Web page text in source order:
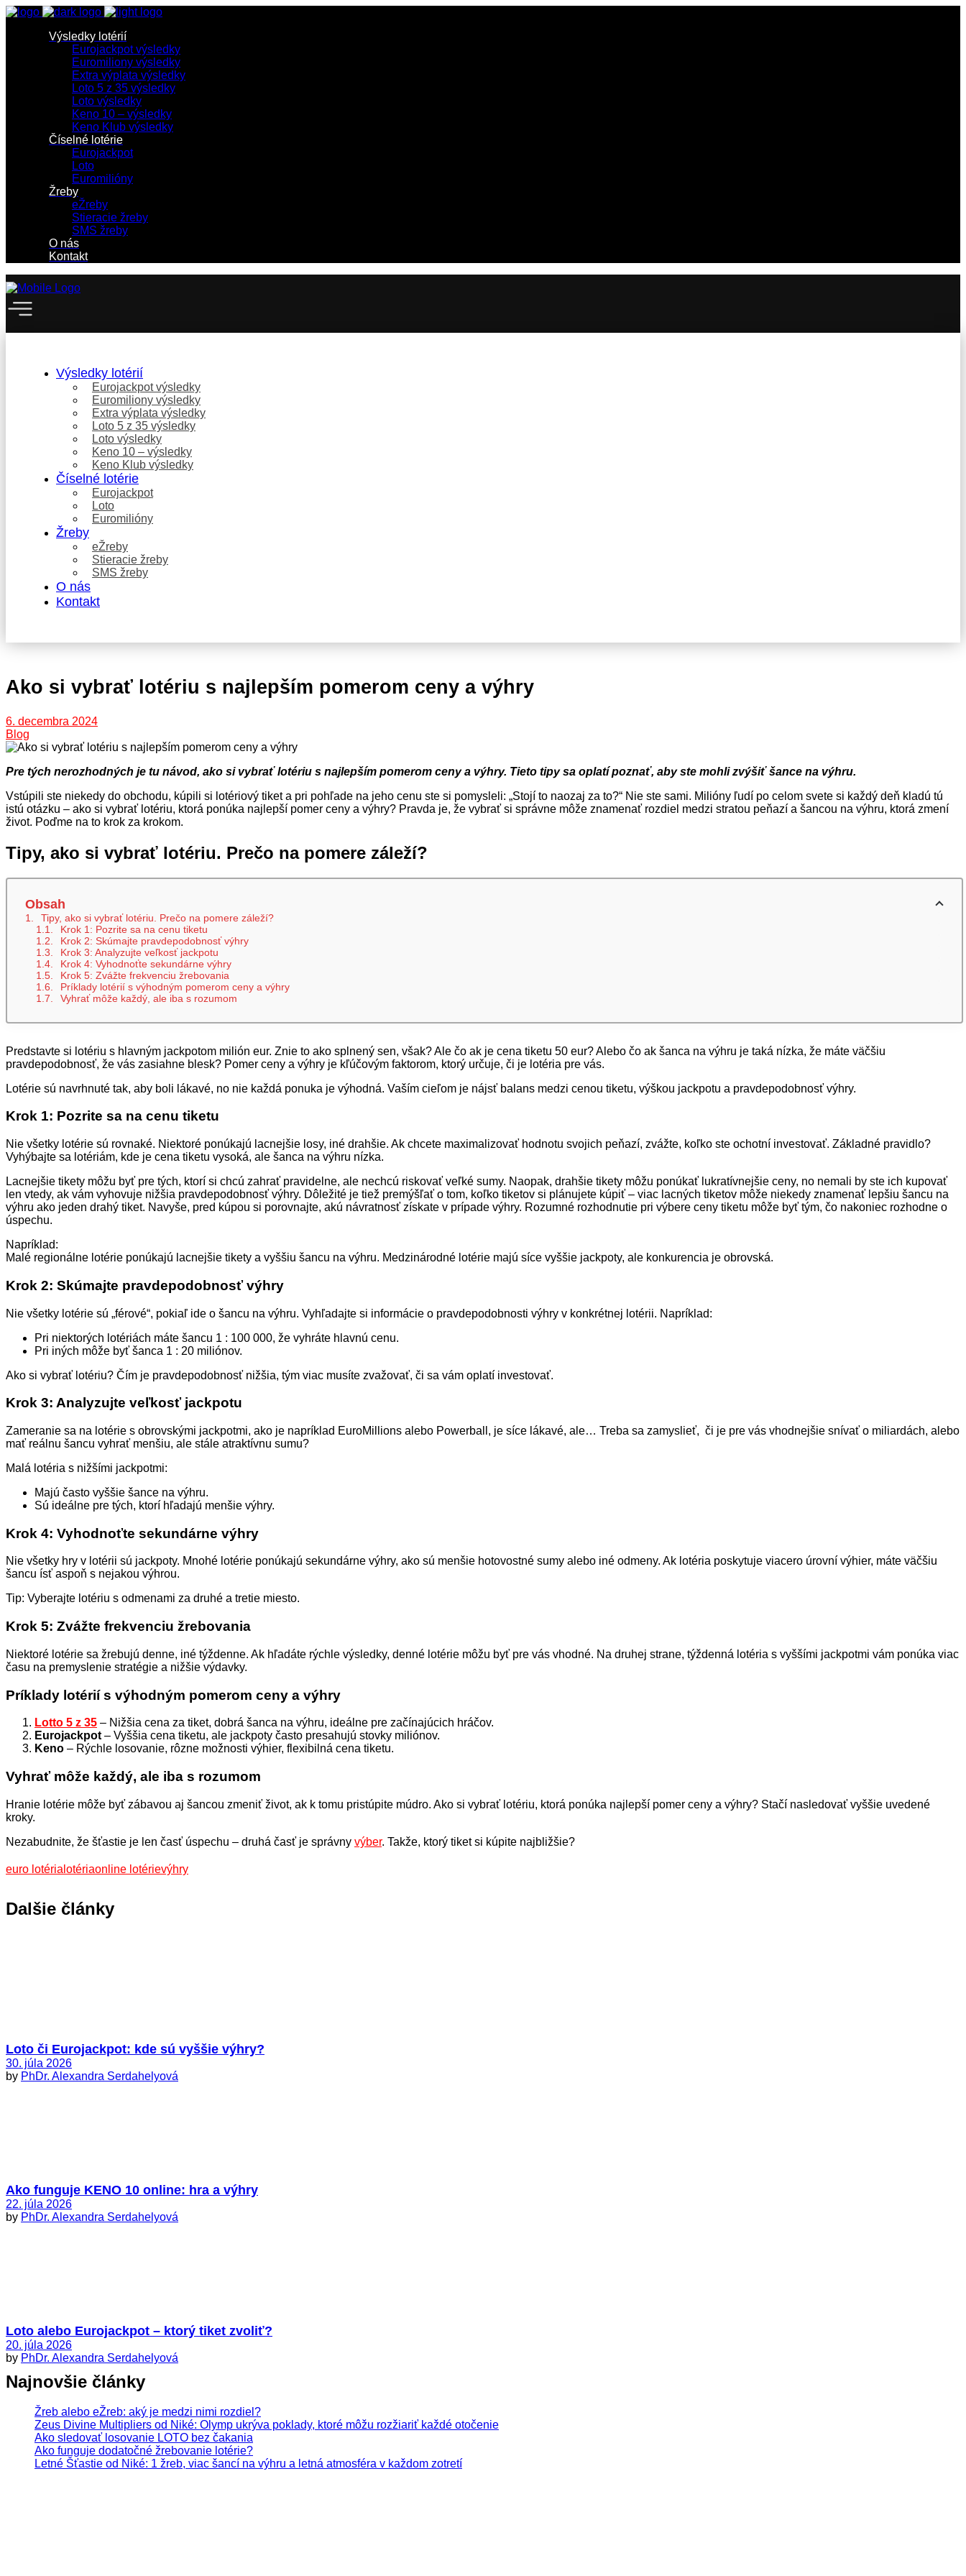
Výsledky lotérií
Eurojackpot výsledky
Euromiliony výsledky
Extra výplata výsledky
Loto 5 z 35 výsledky
Loto výsledky
Keno 10 – výsledky
Keno Klub výsledky
Číselné lotérie
Eurojackpot
Loto
Euromilióny
Žreby
eŽreby
Stieracie žreby
SMS žreby
O nás
Kontakt
Výsledky lotérií
Eurojackpot výsledky
Euromiliony výsledky
Extra výplata výsledky
Loto 5 z 35 výsledky
Loto výsledky
Keno 10 – výsledky
Keno Klub výsledky
Číselné lotérie
Eurojackpot
Loto
Euromilióny
Žreby
eŽreby
Stieracie žreby
SMS žreby
O nás
Kontakt
Ako si vybrať lotériu s najlepším pomerom ceny a výhry
6. decembra 2024
Blog
Pre tých nerozhodných je tu návod, ako si vybrať lotériu s najlepším pomerom ceny a výhry. Tieto tipy sa oplatí poznať, aby ste mohli zvýšiť šance na výhru.
Vstúpili ste niekedy do obchodu, kúpili si lotériový tiket a pri pohľade na jeho cenu ste si pomysleli: „Stojí to naozaj za to?“ Nie ste sami. Milióny ľudí po celom svete si každý deň kladú tú
istú otázku – ako si vybrať lotériu, ktorá ponúka najlepší pomer ceny a výhry? Pravda je, že vybrať si správne môže znamenať rozdiel medzi stratou peňazí a šancou na výhru, ktorá zmení
život. Poďme na to krok za krokom.
Tipy, ako si vybrať lotériu. Prečo na pomere záleží?
Obsah
Tipy, ako si vybrať lotériu. Prečo na pomere záleží?
Krok 1: Pozrite sa na cenu tiketu
Krok 2: Skúmajte pravdepodobnosť výhry
Krok 3: Analyzujte veľkosť jackpotu
Krok 4: Vyhodnoťte sekundárne výhry
Krok 5: Zvážte frekvenciu žrebovania
Príklady lotérií s výhodným pomerom ceny a výhry
Vyhrať môže každý, ale iba s rozumom
Predstavte si lotériu s hlavným jackpotom milión eur. Znie to ako splnený sen, však? Ale čo ak je cena tiketu 50 eur? Alebo čo ak šanca na výhru je taká nízka, že máte väčšiu
pravdepodobnosť, že vás zasiahne blesk? Pomer ceny a výhry je kľúčovým faktorom, ktorý určuje, či je lotéria pre vás.
Lotérie sú navrhnuté tak, aby boli lákavé, no nie každá ponuka je výhodná. Vaším cieľom je nájsť balans medzi cenou tiketu, výškou jackpotu a pravdepodobnosť výhry.
Krok 1: Pozrite sa na cenu tiketu
Nie všetky lotérie sú rovnaké. Niektoré ponúkajú lacnejšie losy, iné drahšie. Ak chcete maximalizovať hodnotu svojich peňazí, zvážte, koľko ste ochotní investovať. Základné pravidlo?
Vyhýbajte sa lotériám, kde je cena tiketu vysoká, ale šanca na výhru nízka.
Lacnejšie tikety môžu byť pre tých, ktorí si chcú zahrať pravidelne, ale nechcú riskovať veľké sumy. Naopak, drahšie tikety môžu ponúkať lukratívnejšie ceny, no nemali by ste ich kupovať
len vtedy, ak vám vyhovuje nižšia pravdepodobnosť výhry. Dôležité je tiež premýšľať o tom, koľko tiketov si plánujete kúpiť – viac lacných tiketov môže niekedy znamenať lepšiu šancu na
výhru ako jeden drahý tiket. Navyše, pred kúpou si porovnajte, akú návratnosť získate v prípade výhry. Rozumné rozhodnutie pri výbere ceny tiketu môže byť tým, čo nakoniec rozhodne o
úspechu.
Napríklad:
Malé regionálne lotérie ponúkajú lacnejšie tikety a vyššiu šancu na výhru. Medzinárodné lotérie majú síce vyššie jackpoty, ale konkurencia je obrovská.
Krok 2: Skúmajte pravdepodobnosť výhry
Nie všetky lotérie sú „férové“, pokiaľ ide o šancu na výhru. Vyhľadajte si informácie o pravdepodobnosti výhry v konkrétnej lotérii. Napríklad:
Pri niektorých lotériách máte šancu 1 : 100 000, že vyhráte hlavnú cenu.
Pri iných môže byť šanca 1 : 20 miliónov.
Ako si vybrať lotériu? Čím je pravdepodobnosť nižšia, tým viac musíte zvažovať, či sa vám oplatí investovať.
Krok 3: Analyzujte veľkosť jackpotu
Zameranie sa na lotérie s obrovskými jackpotmi, ako je napríklad EuroMillions alebo Powerball, je síce lákavé, ale… Treba sa zamyslieť, či je pre vás vhodnejšie snívať o miliardách, alebo
mať reálnu šancu vyhrať menšiu, ale stále atraktívnu sumu?
Malá lotéria s nižšími jackpotmi:
Majú často vyššie šance na výhru.
Sú ideálne pre tých, ktorí hľadajú menšie výhry.
Krok 4: Vyhodnoťte sekundárne výhry
Nie všetky hry v lotérii sú jackpoty. Mnohé lotérie ponúkajú sekundárne výhry, ako sú menšie hotovostné sumy alebo iné odmeny. Ak lotéria poskytuje viacero úrovní výhier, máte väčšiu
šancu ísť aspoň s nejakou výhrou.
Tip: Vyberajte lotériu s odmenami za druhé a tretie miesto.
Krok 5: Zvážte frekvenciu žrebovania
Niektoré lotérie sa žrebujú denne, iné týždenne. Ak hľadáte rýchle výsledky, denné lotérie môžu byť pre vás vhodné. Na druhej strane, týždenná lotéria s vyššími jackpotmi vám ponúka viac
času na premyslenie stratégie a nižšie výdavky.
Príklady lotérií s výhodným pomerom ceny a výhry
Lotto 5 z 35 – Nižšia cena za tiket, dobrá šanca na výhru, ideálne pre začínajúcich hráčov.
Eurojackpot – Vyššia cena tiketu, ale jackpoty často presahujú stovky miliónov.
Keno – Rýchle losovanie, rôzne možnosti výhier, flexibilná cena tiketu.
Vyhrať môže každý, ale iba s rozumom
Hranie lotérie môže byť zábavou aj šancou zmeniť život, ak k tomu pristúpite múdro. Ako si vybrať lotériu, ktorá ponúka najlepší pomer ceny a výhry? Stačí nasledovať vyššie uvedené
kroky.
Nezabudnite, že šťastie je len časť úspechu – druhá časť je správny výber. Takže, ktorý tiket si kúpite najbližšie?
euro lotéria lotériaonline lotérievýhry
Dalšie články
Loto či Eurojackpot: kde sú vyššie výhry?
30. júla 2026
by PhDr. Alexandra Serdahelyová
Ako funguje KENO 10 online: hra a výhry
22. júla 2026
by PhDr. Alexandra Serdahelyová
Loto alebo Eurojackpot – ktorý tiket zvoliť?
20. júla 2026
by PhDr. Alexandra Serdahelyová
Najnovšie články
Žreb alebo eŽreb: aký je medzi nimi rozdiel?
Zeus Divine Multipliers od Niké: Olymp ukrýva poklady, ktoré môžu rozžiariť každé otočenie
Ako sledovať losovanie LOTO bez čakania
Ako funguje dodatočné žrebovanie lotérie?
Letné Šťastie od Niké: 1 žreb, viac šancí na výhru a letná atmosféra v každom zotretí